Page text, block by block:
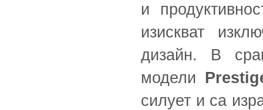
и
изискват
дизайн. В
модели
силует и са